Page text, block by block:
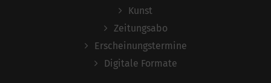
Kunst
Zeitungsabo
Erscheinungstermine
Digitale Formate